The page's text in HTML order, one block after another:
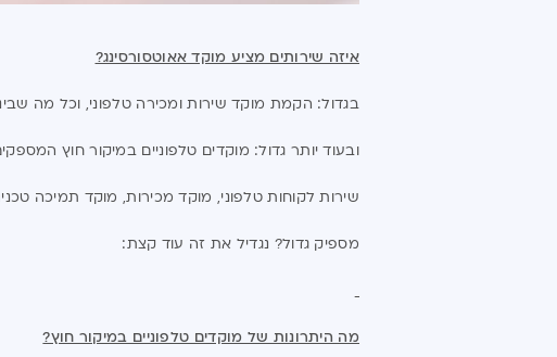
איזה שירותים מציע מוקד אאוטסורסינג?
בגדול: הקמת מוקד שירות ומכירה טלפוני, וכל מה
ובעוד יותר גדול: מוקדים טלפוניים במיקור חוץ
שירות לקוחות טלפוני, מוקד מכירות, מוקד תמיכה
מספיק גדול? נגדיל את זה עוד קצת:
מה היתרונות של מוקדים טלפוניים במיקור חוץ?